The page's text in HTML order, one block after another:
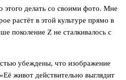
делать со своими фото. Мне
растёт в этой культуре прямо в
поколение Z не сталкивалось с
убеждены, что изображение
живот действительно выглядит